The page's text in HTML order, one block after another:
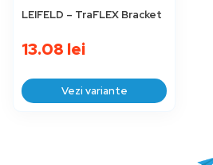
LEIFELD – TraFLEX Bracket
13.08 lei
Vezi variante